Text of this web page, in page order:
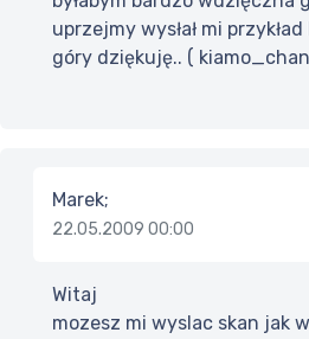
uprzejmy wysłał mi
góry dziękuję.. (
Marek;
22.05.2009 00:00
Witaj
mozesz mi wyslac skan jak